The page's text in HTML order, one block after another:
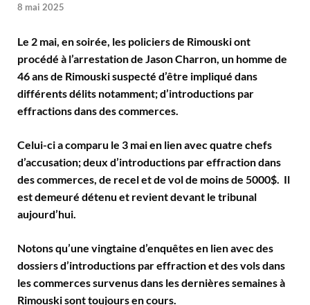
8 mai 2025
Le 2 mai, en soirée, les policiers de Rimouski ont
procédé à l’arrestation de Jason Charron, un homme de
46 ans de Rimouski suspecté d’être impliqué dans
différents délits notamment; d’introductions par
effractions dans des commerces.
Celui-ci a comparu le 3 mai en lien avec quatre chefs
d’accusation; deux d’introductions par effraction dans
des commerces, de recel et de vol de moins de 5000$. Il
est demeuré détenu et revient devant le tribunal
aujourd’hui.
Notons qu’une vingtaine d’enquêtes en lien avec des
dossiers d’introductions par effraction et des vols dans
les commerces survenus dans les dernières semaines à
Rimouski sont toujours en cours.